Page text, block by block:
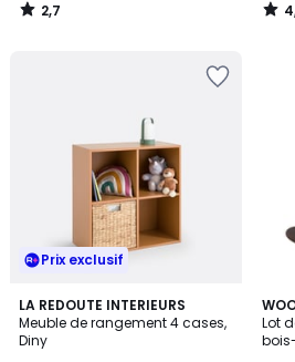
2,7
/
/
Prix exclusif
LA REDOUTE INTERIEURS
Meuble de rangement 4 cases,
Diny
4
/
5
3
Couleurs
Lot
bois-